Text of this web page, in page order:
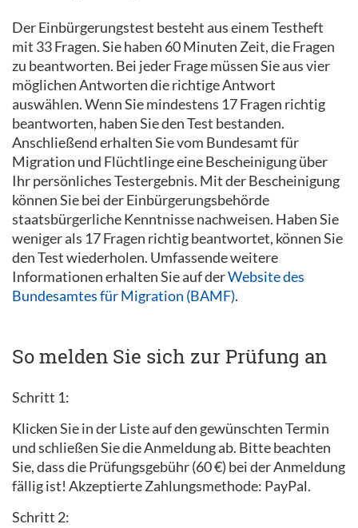
Der Einbürgerungstest besteht aus einem Testheft
mit 33 Fragen. Sie haben 60 Minuten Zeit, die Fragen
zu beantworten. Bei jeder Frage müssen Sie aus vier
möglichen Antworten die richtige Antwort
auswählen. Wenn Sie mindestens 17 Fragen richtig
beantworten, haben Sie den Test bestanden.
Anschließend erhalten Sie vom Bundesamt für
Migration und Flüchtlinge eine Bescheinigung über
Ihr persönliches Testergebnis. Mit der Bescheinigung
können Sie bei der Einbürgerungsbehörde
staatsbürgerliche Kenntnisse nachweisen. Haben Sie
weniger als 17 Fragen richtig beantwortet, können Sie
den Test wiederholen. Umfassende weitere
Informationen erhalten Sie auf derWebsite des
Bundesamtes für Migration (BAMF).
So melden Sie sich zur Prüfung an
Schritt 1:
Klicken Sie in der Liste auf den gewünschten Termin
und schließen Sie die Anmeldung ab. Bitte beachten
Sie, dass die Prüfungsgebühr (60 €) bei der Anmeldung
fällig ist! Akzeptierte Zahlungsmethode: PayPal.
Schritt 2: